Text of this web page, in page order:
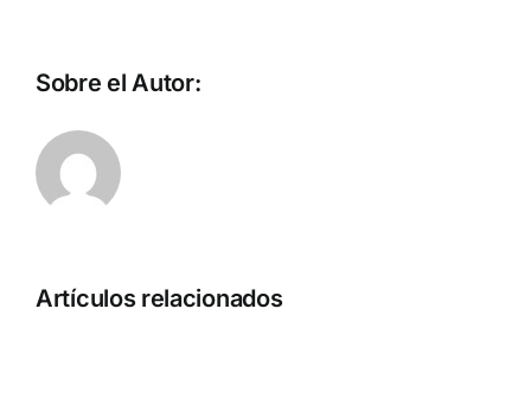
Sobre el Autor:
Artículos relacionados